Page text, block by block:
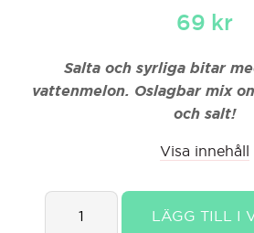
69 kr
Salta och syrliga bitar
vattenmelon. Oslagbar mix
och salt!
Visa innehåll
Lakritsroten
Saltlakrits
LÄGG TILL I